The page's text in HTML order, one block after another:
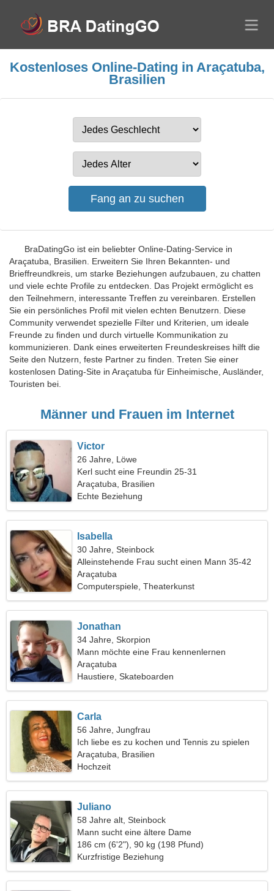
Kostenloses Online-Dating in Araçatuba,
Brasilien
BraDatingGo ist ein beliebter Online-Dating-Service in
Araçatuba, Brasilien. Erweitern Sie Ihren Bekannten- und
Brieffreundkreis, um starke Beziehungen aufzubauen, zu chatten
und viele echte Profile zu entdecken. Das Projekt ermöglicht es
den Teilnehmern, interessante Treffen zu vereinbaren. Erstellen
Sie ein persönliches Profil mit vielen echten Benutzern. Diese
Community verwendet spezielle Filter und Kriterien, um ideale
Freunde zu finden und durch virtuelle Kommunikation zu
kommunizieren. Dank eines erweiterten Freundeskreises hilft die
Seite den Nutzern, feste Partner zu finden. Treten Sie einer
kostenlosen Dating-Site in Araçatuba für Einheimische, Ausländer,
Touristen bei.
Männer und Frauen im Internet
Victor
26 Jahre, Löwe
Kerl sucht eine Freundin 25-31
Araçatuba, Brasilien
Echte Beziehung
Isabella
30 Jahre, Steinbock
Alleinstehende Frau sucht einen Mann 35-42
Araçatuba
Computerspiele, Theaterkunst
Jonathan
34 Jahre, Skorpion
Mann möchte eine Frau kennenlernen
Araçatuba
Haustiere, Skateboarden
Carla
56 Jahre, Jungfrau
Ich liebe es zu kochen und Tennis zu spielen
Araçatuba, Brasilien
Hochzeit
Juliano
58 Jahre alt, Steinbock
Mann sucht eine ältere Dame
186 cm (6'2"), 90 kg (198 Pfund)
Kurzfristige Beziehung